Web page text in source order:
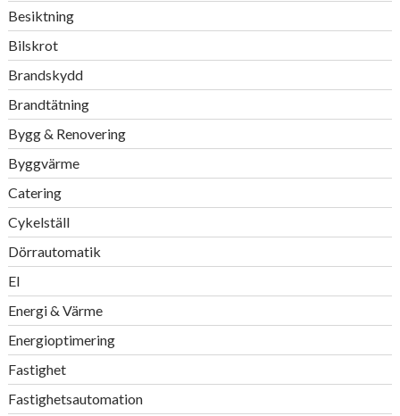
Besiktning
Bilskrot
Brandskydd
Brandtätning
Bygg & Renovering
Byggvärme
Catering
Cykelställ
Dörrautomatik
El
Energi & Värme
Energioptimering
Fastighet
Fastighetsautomation